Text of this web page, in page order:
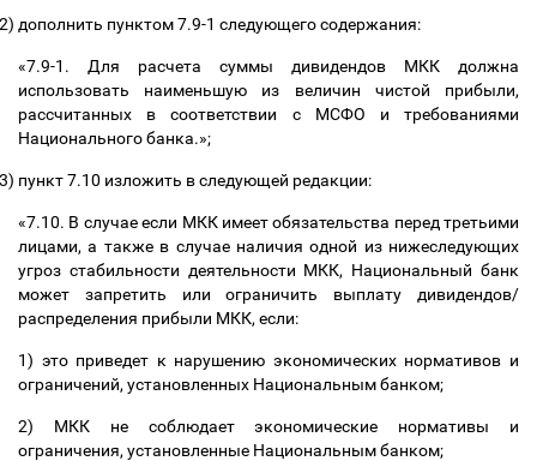
дополнить пунктом 7.9-1 следующего содержания:
«7.9-1. Для расчета суммы дивидендов МКК должна
использовать наименьшую из величин чистой прибыли,
рассчитанных в соответствии с МСФО и требованиями
Национального банка.»;
пункт 7.10 изложить в следующей редакции:
«7.10. В случае если МКК имеет обязательства перед третьими
лицами, а также в случае наличия одной из нижеследующих
угроз стабильности деятельности МКК, Национальный банк
может запретить или ограничить выплату дивидендов/
распределения прибыли МКК, если:
1) это приведет к нарушению экономических нормативов и
ограничений, установленных Национальным банком;
2) МКК не соблюдает экономические нормативы и
ограничения, установленные Национальным банком;